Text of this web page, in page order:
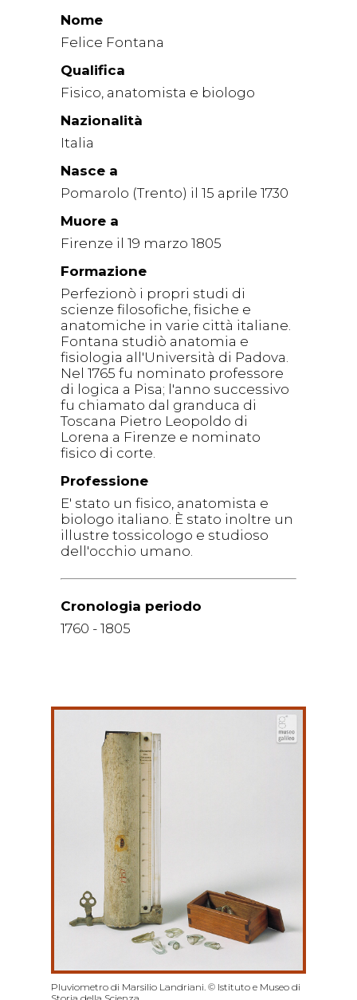
Nome
Felice Fontana
Qualifica
Fisico, anatomista e biologo
Nazionalità
Italia
Nasce a
Pomarolo (Trento) il 15 aprile 1730
Muore a
Firenze il 19 marzo 1805
Formazione
Perfezionò i propri studi di
scienze filosofiche, fisiche e
anatomiche in varie città italiane.
Fontana studiò anatomia e
fisiologia all'Università di Padova.
Nel 1765 fu nominato professore
di logica a Pisa; l'anno successivo
fu chiamato dal granduca di
Toscana Pietro Leopoldo di
Lorena a Firenze e nominato
fisico di corte.
Professione
E' stato un fisico, anatomista e
biologo italiano. È stato inoltre un
illustre tossicologo e studioso
dell'occhio umano.
Cronologia periodo
1760 - 1805
Pluviometro di Marsilio Landriani. © Istituto e Museo di